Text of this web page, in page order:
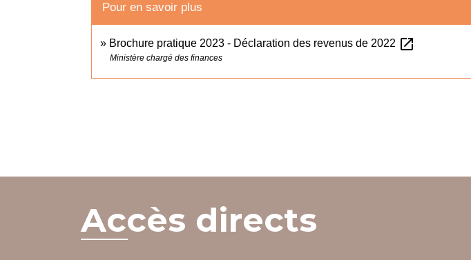
Pour en savoir plus
Brochure pratique 2023 - Déclaration des revenus de 2022 open_in_new
Ministère chargé des finances
Accès directs